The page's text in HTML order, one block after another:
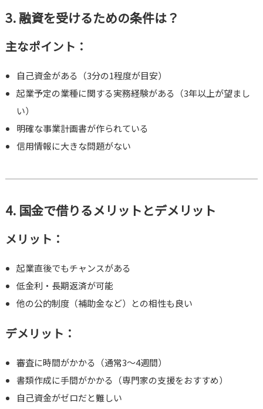
3. 融資を受けるための条件は？
主なポイント：
自己資金がある（3分の1程度が目安）
起業予定の業種に関する実務経験がある（3年以上が望まし
い）
明確な事業計画書が作られている
信用情報に大きな問題がない
4. 国金で借りるメリットとデメリット
メリット：
起業直後でもチャンスがある
低金利・長期返済が可能
他の公的制度（補助金など）との相性も良い
デメリット：
審査に時間がかかる（通常3〜4週間）
書類作成に手間がかかる（専門家の支援をおすすめ）
自己資金がゼロだと難しい